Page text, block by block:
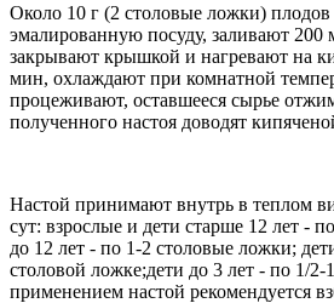
Около 10 г (2 столовые ложки)
эмалированную посуду, заливают 200
закрывают крышкой и нагревают на
мин, охлаждают при комнатной
процеживают, оставшееся сырье
полученного настоя доводят
Настой принимают внутрь в теплом
сут: взрослые и дети старше 12 лет -
до 12 лет - по 1-2 столовые ложки;
столовой ложке;дети до 3 лет - по 1/
применением настой рекомендуется